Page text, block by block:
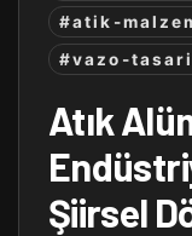
#atik-
#vazo-
Atık
Şiirsel